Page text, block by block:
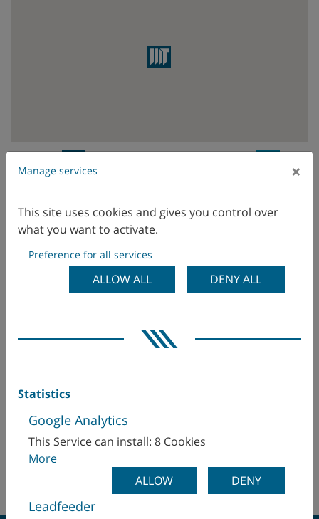
エクアドル
オランダ
オーストラリア
オーストリア
サウジアラビア
シンガポール
スイス
スウェーデン
Vertreter
WFL Millturn Technologies Gmbh & Co. KG
31700 Cornebarrieu
Hr. Alexandre Peter
+33 (0)561 849301
+33 (0)6 48 77 69 44
Manage services ×
This site uses cookies and gives you control over
what you want to activate.
Preference for all services
ALLOW ALL DENY ALL
Statistics
Google Analytics
This Service can install: 8 Cookies
More
ALLOW
DENY
Leadfeeder